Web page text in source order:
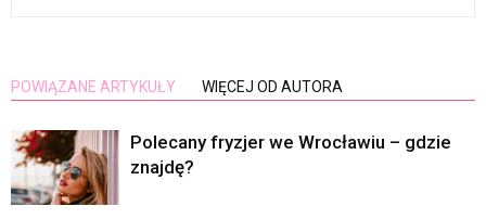
POWIĄZANE ARTYKUŁY WIĘCEJ OD AUTORA
Polecany fryzjer we Wrocławiu – gdzie
znajdę?